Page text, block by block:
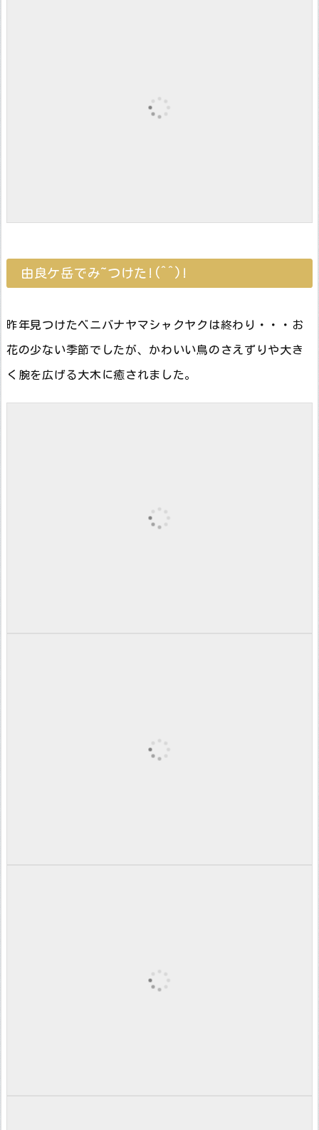
由良ケ岳でみ~つけた!(^^)!
昨年見つけたベニバナヤマシャクヤクは終わり・・・お
花の少ない季節でしたが、かわいい鳥のさえずりや大き
く腕を広げる大木に癒されました。